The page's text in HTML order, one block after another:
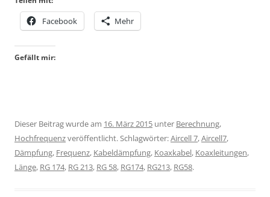
Facebook Mehr
Gefällt mir:
Dieser Beitrag wurde am 16. März 2015 unter Berechnung,
Hochfrequenzveröffentlicht. Schlagwörter:Aircell 7,Aircell7,
Dämpfung, Frequenz, Kabeldämpfung, Koaxkabel, Koaxleitungen,
Länge, RG 174, RG 213, RG 58, RG174, RG213, RG58.